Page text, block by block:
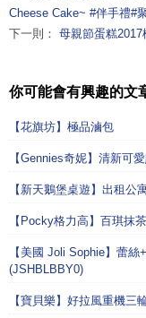
Cheese Cake~ #伴手禮#
下一則： 母親節蛋糕
你可能會有興趣的文
【花旗坊】極品滷包
【Gennies奇妮】清新可
【新天鵝堡桌遊】出租公
【Pocky格力高】百琪抹
【美國 Joli Sophie】蕾
(JSHBLBBY0)
【寶貝樂】好拉風重機三